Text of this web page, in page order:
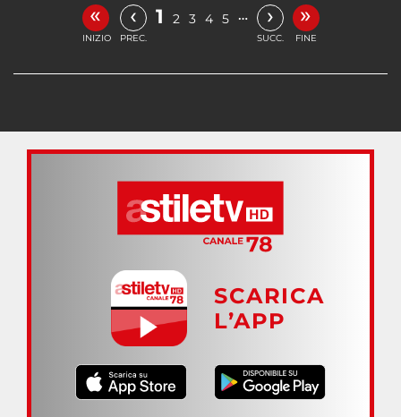
«
INIZIO
‹
PREC.
1 2 3 4 5 … ›
SUCC.
»
FINE
SCARICA
L’APP